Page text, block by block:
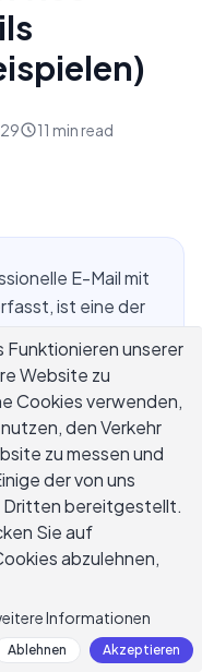
11 min read
E-Mail mit
ist eine der
richtig machen,
ohne Cold
Sie es falsch
derjenigen,
gelöscht
Ihre Betreffzeile,
ob er
Mal
folgen,
Beginnen Sie
nicht mit Ihren
Funktionieren unserer
Website zu
Cookies verwenden,
den Verkehr
zu messen und
der von uns
Dritten bereitgestellt.
Sie auf
abzulehnen,
Informationen
Ablehnen Akzeptieren